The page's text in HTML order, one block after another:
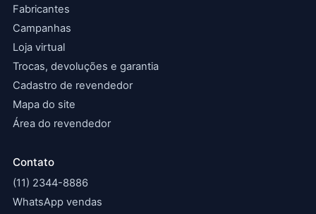
Fabricantes
Campanhas
Loja virtual
Trocas, devoluções e garantia
Cadastro de revendedor
Mapa do site
Área do revendedor
Contato
(11) 2344-8886
WhatsApp vendas